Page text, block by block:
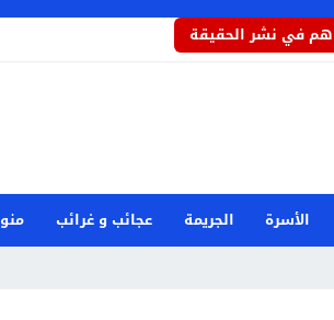
في نشر الحقيقة
الأسرة الجريمة عجائب و غرائب